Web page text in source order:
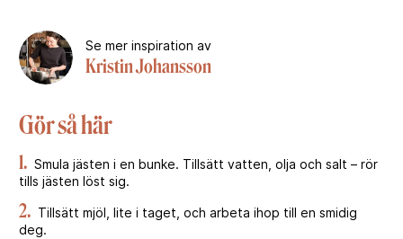
Se mer inspiration av
Kristin Johansson
Gör så här
1. Smula jästen i en bunke. Tillsätt vatten, olja och salt – rör
tills jästen löst sig.
2. Tillsätt mjöl, lite i taget, och arbeta ihop till en smidig
deg.